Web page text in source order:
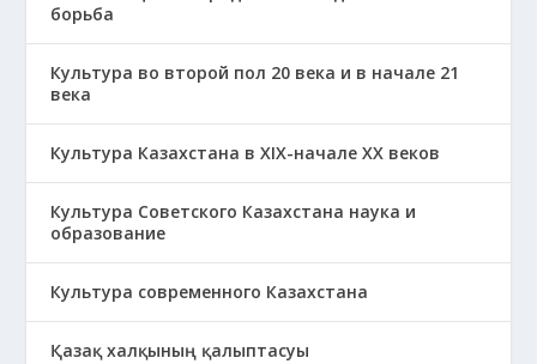
борьба
Культура во второй пол 20 века и в начале 21
века
Культура Казахстана в ХІХ-начале ХХ веков
Культура Советского Казахстана наука и
образование
Культура современного Казахстана
Қазақ халқының қалыптасуы